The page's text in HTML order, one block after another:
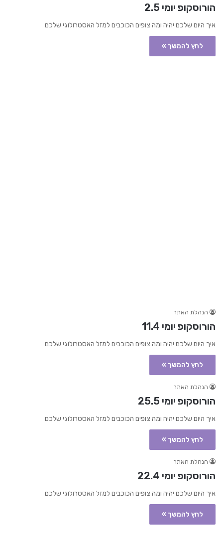
הורוסקופ יומי 2.5
איך היום שלכם יהיה ומה צופים הכוכבים למזל האסטרולוגי שלכם
לחץ להמשך »
הנהלת האתר
הורוסקופ יומי 11.4
איך היום שלכם יהיה ומה צופים הכוכבים למזל האסטרולוגי שלכם
לחץ להמשך »
הנהלת האתר
הורוסקופ יומי 25.5
איך היום שלכם יהיה ומה צופים הכוכבים למזל האסטרולוגי שלכם
לחץ להמשך »
הנהלת האתר
הורוסקופ יומי 22.4
איך היום שלכם יהיה ומה צופים הכוכבים למזל האסטרולוגי שלכם
לחץ להמשך »